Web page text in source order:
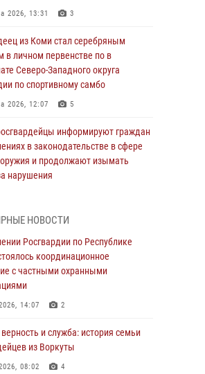
2026, 13:31 3
из Коми стал серебряным
в личном первенстве по в
Северо-Западного округа
по спортивному самбо
2026, 12:07 5
информируют граждан
в законодательстве в сфере
и продолжают изымать
нарушения
районе местный житель
в Росгвардию для добровольной
10:55
исполняющий обязанности
Коми лично проверил ДОЛ
06:57 8
НОВОСТИ
Росгвардии по Республике
координационное
с частными охранными
14:07 2
и служба: история семьи
из Воркуты
08:02 4